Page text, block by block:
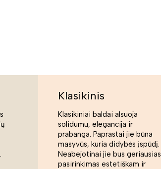
Klasikinis
Klasikiniai baldai alsuoja
solidumu, elegancija ir
prabanga. Paprastai jie būna
masyvūs, kuria didybės įspūdį.
Neabejotinai jie bus geriausias
pasirinkimas estetiškam ir